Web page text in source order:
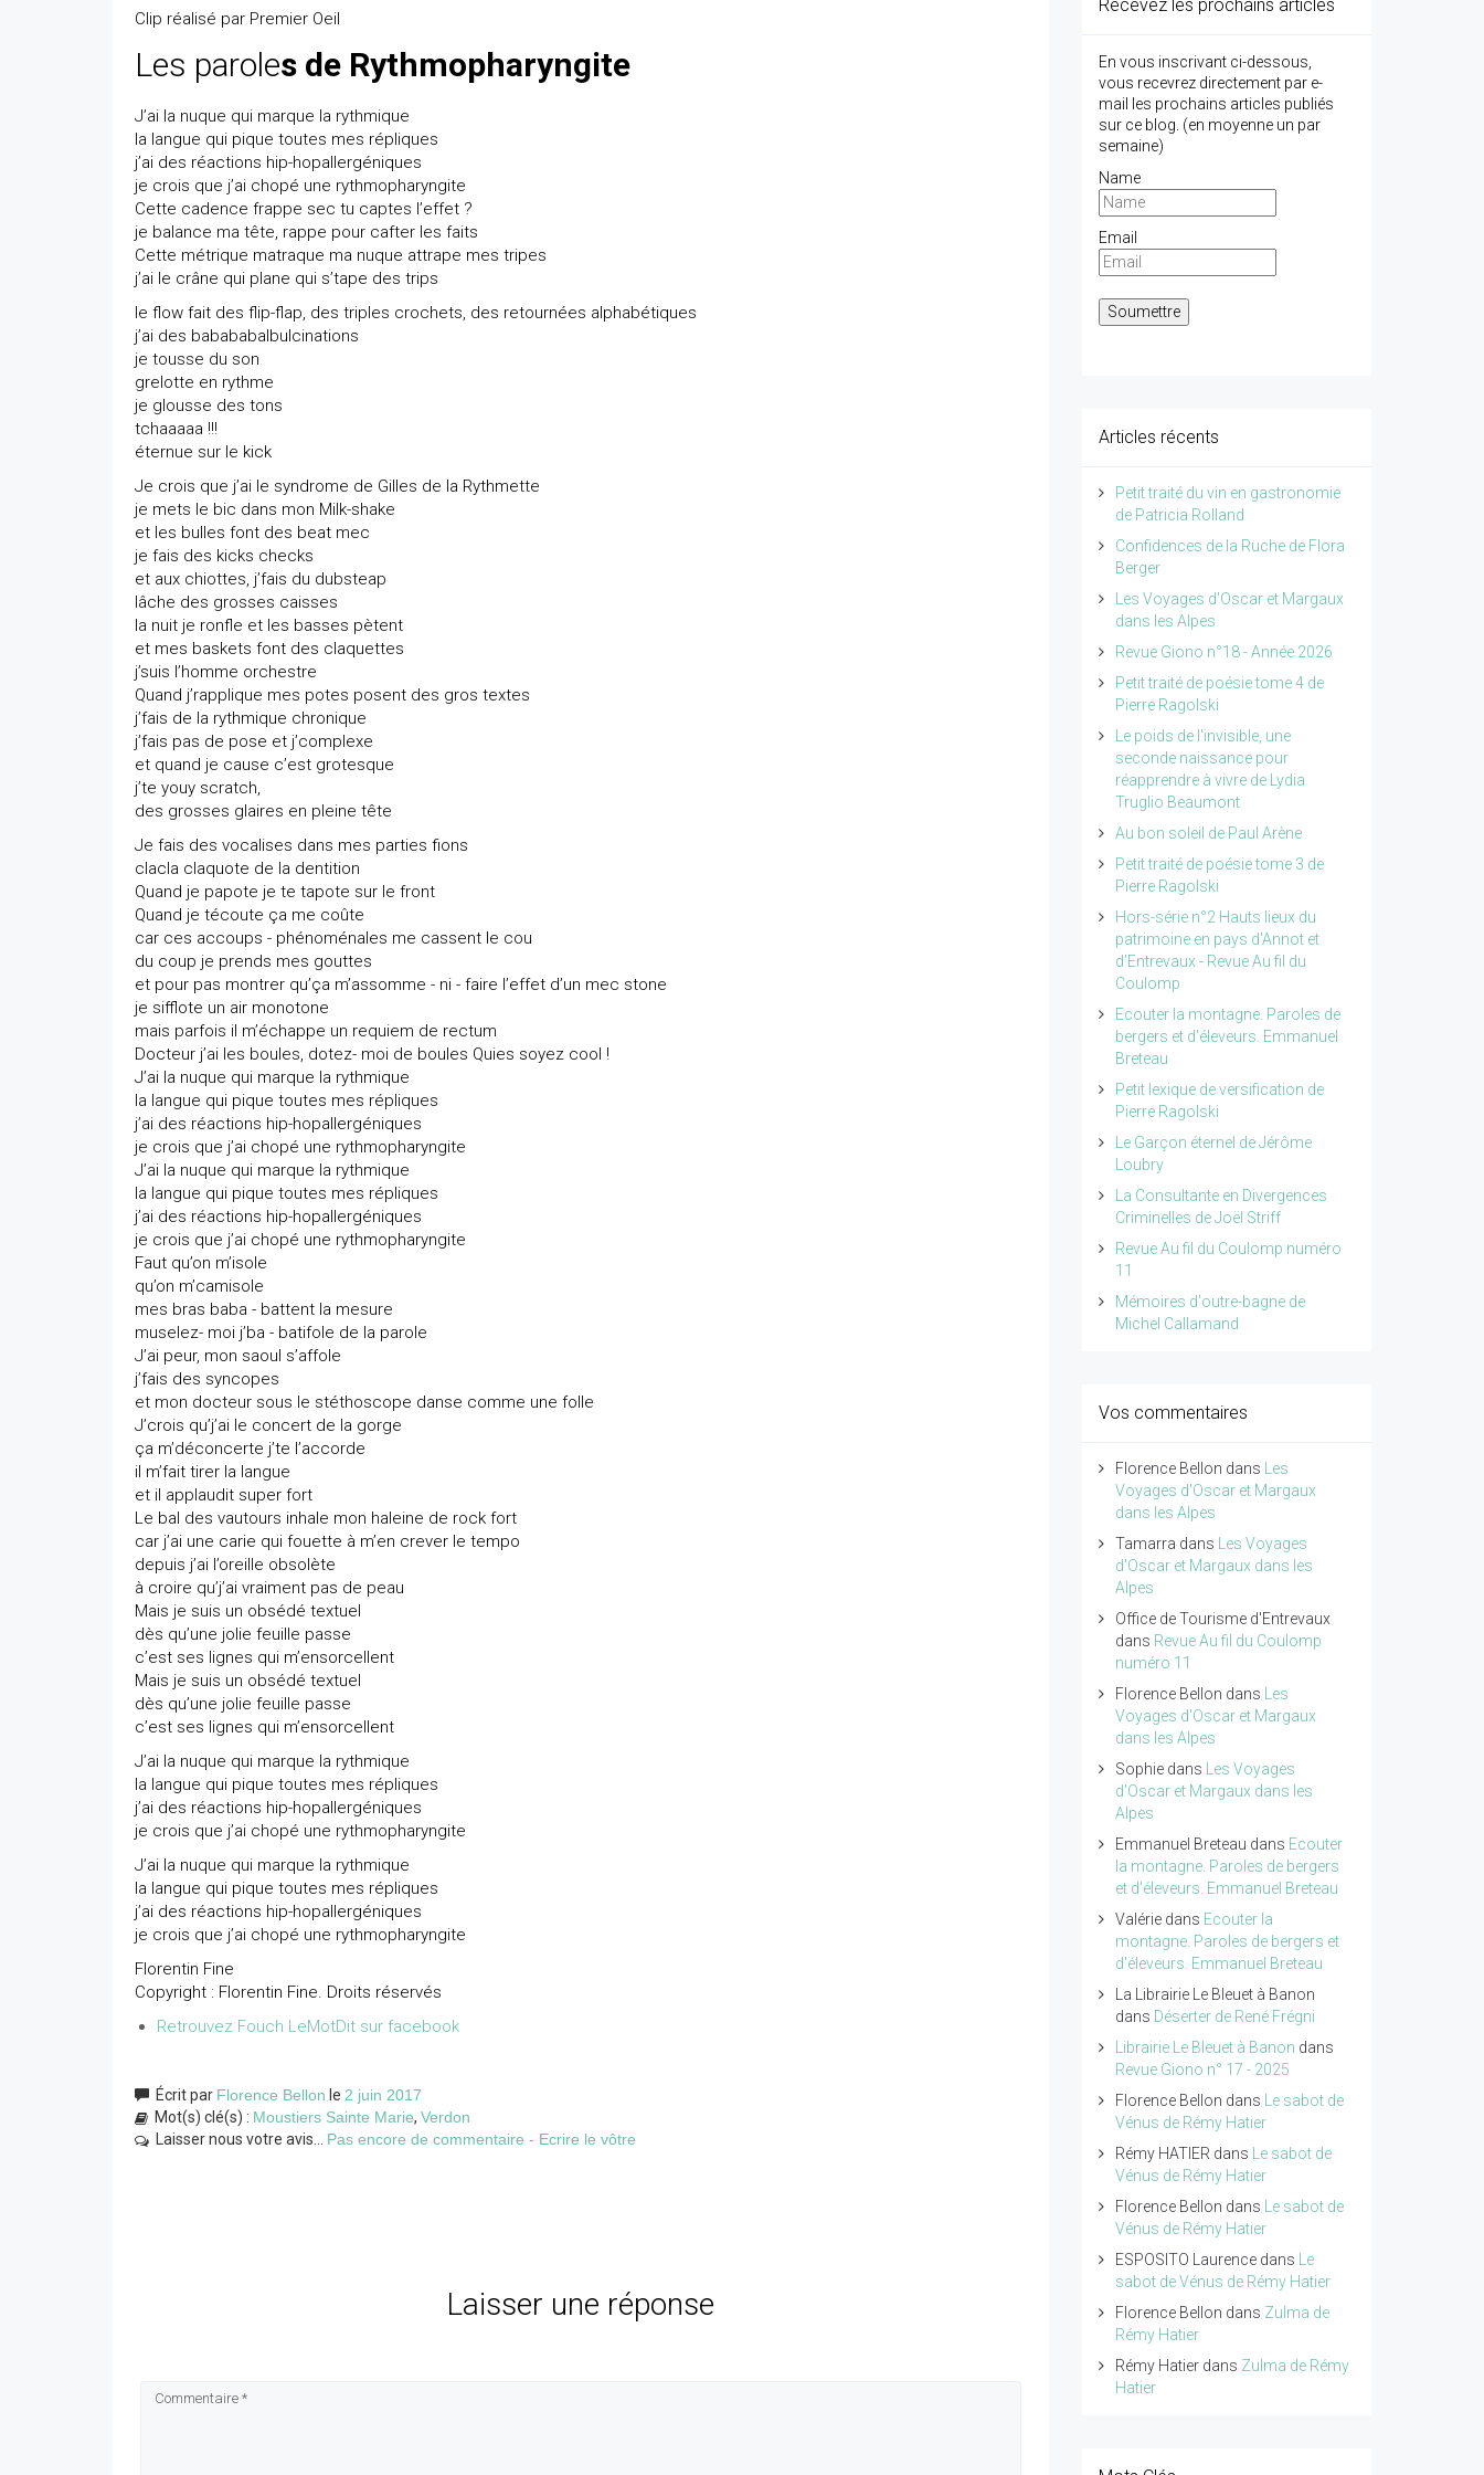
Clip réalisé par Premier Oeil
Les paroles de Rythmopharyngite
J’ai la nuque qui marque la rythmique
la langue qui pique toutes mes répliques
j’ai des réactions hip-hopallergéniques
je crois que j’ai chopé une rythmopharyngite
Cette cadence frappe sec tu captes l’effet ?
je balance ma tête, rappe pour cafter les faits
Cette métrique matraque ma nuque attrape mes tripes
j’ai le crâne qui plane qui s’tape des trips
le flow fait des flip-flap, des triples crochets, des retournées alphabétiques
j’ai des babababalbulcinations
je tousse du son
grelotte en rythme
je glousse des tons
tchaaaaa !!!
éternue sur le kick
Je crois que j’ai le syndrome de Gilles de la Rythmette
je mets le bic dans mon Milk-shake
et les bulles font des beat mec
je fais des kicks checks
et aux chiottes, j’fais du dubsteap
lâche des grosses caisses
la nuit je ronfle et les basses pètent
et mes baskets font des claquettes
j’suis l’homme orchestre
Quand j’rapplique mes potes posent des gros textes
j’fais de la rythmique chronique
j’fais pas de pose et j’complexe
et quand je cause c’est grotesque
j’te youy scratch,
des grosses glaires en pleine tête
Je fais des vocalises dans mes parties fions
clacla claquote de la dentition
Quand je papote je te tapote sur le front
Quand je técoute ça me coûte
car ces accoups - phénoménales me cassent le cou
du coup je prends mes gouttes
et pour pas montrer qu’ça m’assomme - ni - faire l’effet d’un mec stone
je sifflote un air monotone
mais parfois il m’échappe un requiem de rectum
Docteur j’ai les boules, dotez- moi de boules Quies soyez cool !
J’ai la nuque qui marque la rythmique
la langue qui pique toutes mes répliques
j’ai des réactions hip-hopallergéniques
je crois que j’ai chopé une rythmopharyngite
J’ai la nuque qui marque la rythmique
la langue qui pique toutes mes répliques
j’ai des réactions hip-hopallergéniques
je crois que j’ai chopé une rythmopharyngite
Faut qu’on m’isole
qu’on m’camisole
mes bras baba - battent la mesure
muselez- moi j’ba - batifole de la parole
J’ai peur, mon saoul s’affole
j’fais des syncopes
et mon docteur sous le stéthoscope danse comme une folle
J’crois qu’j’ai le concert de la gorge
ça m’déconcerte j’te l’accorde
il m’fait tirer la langue
et il applaudit super fort
Le bal des vautours inhale mon haleine de rock fort
car j’ai une carie qui fouette à m’en crever le tempo
depuis j’ai l’oreille obsolète
à croire qu’j’ai vraiment pas de peau
Mais je suis un obsédé textuel
dès qu’une jolie feuille passe
c’est ses lignes qui m’ensorcellent
Mais je suis un obsédé textuel
dès qu’une jolie feuille passe
c’est ses lignes qui m’ensorcellent
J’ai la nuque qui marque la rythmique
la langue qui pique toutes mes répliques
j’ai des réactions hip-hopallergéniques
je crois que j’ai chopé une rythmopharyngite
J’ai la nuque qui marque la rythmique
la langue qui pique toutes mes répliques
j’ai des réactions hip-hopallergéniques
je crois que j’ai chopé une rythmopharyngite
Florentin Fine
Copyright : Florentin Fine. Droits réservés
Retrouvez Fouch LeMotDit sur facebook
Écrit par Florence Bellon le 2 juin 2017
Mot(s) clé(s) : Moustiers Sainte Marie, Verdon
Laisser nous votre avis... Pas encore de commentaire - Ecrire le vôtre
Laisser une réponse
Recevez les prochains articles
En vous inscrivant ci-dessous,
vous recevrez directement par e-
mail les prochains articles publiés
sur ce blog. (en moyenne un par
semaine)
Name
Email
Articles récents
Petit traité du vin en gastronomie
de Patricia Rolland
Confidences de la Ruche de Flora
Berger
Les Voyages d'Oscar et Margaux
dans les Alpes
Revue Giono n°18 - Année 2026
Petit traité de poésie tome 4 de
Pierre Ragolski
Le poids de l'invisible, une
seconde naissance pour
réapprendre à vivre de Lydia
Truglio Beaumont
Au bon soleil de Paul Arène
Petit traité de poésie tome 3 de
Pierre Ragolski
Hors-série n°2 Hauts lieux du
patrimoine en pays d'Annot et
d'Entrevaux - Revue Au fil du
Coulomp
Ecouter la montagne. Paroles de
bergers et d'éleveurs. Emmanuel
Breteau
Petit lexique de versification de
Pierre Ragolski
Le Garçon éternel de Jérôme
Loubry
La Consultante en Divergences
Criminelles de Joël Striff
Revue Au fil du Coulomp numéro
11
Mémoires d'outre-bagne de
Michel Callamand
Vos commentaires
Florence Bellon dans
Les
Voyages d'Oscar et Margaux
dans les Alpes
Tamarra dans
Les Voyages
d'Oscar et Margaux dans les
Alpes
Office de Tourisme d'Entrevaux
dans Revue Au fil du Coulomp
numéro 11
Florence Bellon dans
Les
Voyages d'Oscar et Margaux
dans les Alpes
Sophiedans
Les Voyages
d'Oscar et Margaux dans les
Alpes
Emmanuel Breteau dans Ecouter
la montagne. Paroles de bergers
et d'éleveurs. Emmanuel Breteau
Valériedans Ecouter la
montagne. Paroles de bergers et
d'éleveurs. Emmanuel Breteau
La Librairie Le Bleuet à Banon
dans Déserter de René Frégni
Librairie Le Bleuet à Banon dans
Revue Giono n° 17 - 2025
Florence Bellon dans
Le sabot de
Vénus de Rémy Hatier
Rémy HATIER dans
Le sabot de
Vénus de Rémy Hatier
Florence Bellon dans
Le sabot de
Vénus de Rémy Hatier
ESPOSITO Laurencedans
Le
sabot de Vénus de Rémy Hatier
Florence Bellon dans Zulma de
Rémy Hatier
Rémy Hatierdans Zulma de Rémy
Hatier